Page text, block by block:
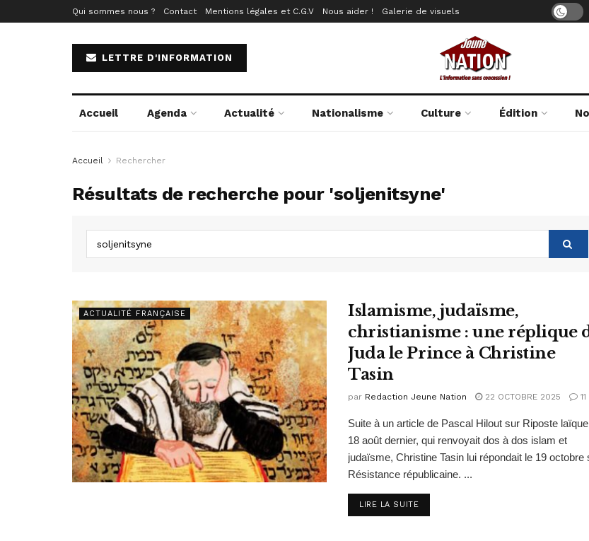
Qui sommes nous ? Contact Mentions légales et C.G.V Nous aider ! Galerie de visuels
LETTRE D'INFORMATION
Accueil Agenda Actualité Nationalisme Culture Édition
Accueil Rechercher
Résultats de recherche pour 'soljenitsyne'
ACTUALITÉ FRANÇAISE
Islamisme, judaïsme,
christianisme : une réplique
Juda le Prince à Christine
Tasin
par Redaction Jeune Nation 22 OCTOBRE 2025 11
Suite à un article de Pascal Hilout sur Riposte
18 août dernier, qui renvoyait dos à dos islam et
judaïsme, Christine Tasin lui répondait le 19 octobre
Résistance républicaine. ...
LIRE LA SUITEDETAILS